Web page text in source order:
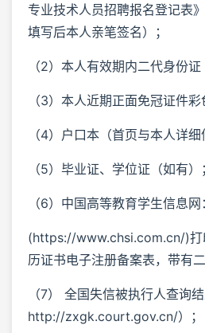
专业技术人员招聘报名登记表
填写后本人亲笔签名）；
（2）本人有效期内二代身份证
（3）本人近期正面免冠证件彩
（4）户口本（首页与本人详细
（5）毕业证、学位证（如有）；
（6）中国高等教育学生信息网：
(https://www.chsi.com.cn/)打
历证书电子注册备案表，带有二
（7） 全国失信被执行人查询
http://zxgk.court.gov.cn/）；